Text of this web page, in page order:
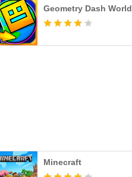
Geometry Dash World
Minecraft